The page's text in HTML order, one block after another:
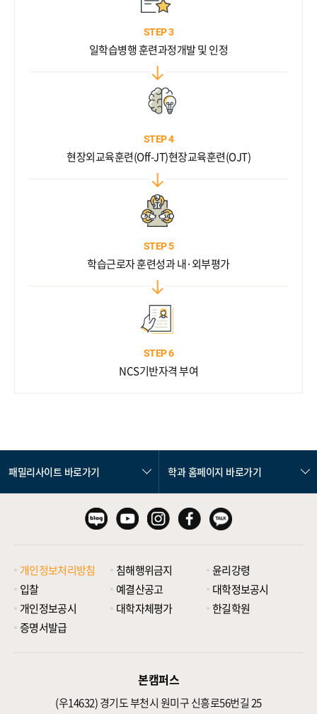
STEP 3
일학습병행 훈련과정개발 및 인정
STEP 4
현장외교육훈련(Off-JT)현장교육훈련(OJT)
STEP 5
학습근로자 훈련성과 내·외부평가
STEP 6
NCS기반자격 부여
패밀리사이트 바로가기 학과 홈페이지 바로가기
개인정보처리방침 침해행위금지
윤리강령
입찰
예결산공고
대학정보공시
개인정보공시
대학자체평가
한길학원
증명서발급
본캠퍼스
(우14632)경기도 부천시 원미구 신흥로56번길 25